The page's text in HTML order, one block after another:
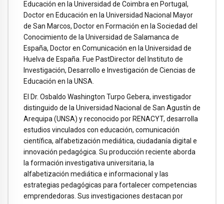
Educación en la Universidad de Coimbra en Portugal,
Doctor en Educación en la Universidad Nacional Mayor
de San Marcos, Doctor en Formación en la Sociedad del
Conocimiento de la Universidad de Salamanca de
España, Doctor en Comunicación en la Universidad de
Huelva de España. Fue PastDirector del Instituto de
Investigación, Desarrollo e Investigación de Ciencias de
Educación en la UNSA.
El Dr. Osbaldo Washington Turpo Gebera, investigador
distinguido de la Universidad Nacional de San Agustín de
Arequipa (UNSA) y reconocido por RENACYT, desarrolla
estudios vinculados con educación, comunicación
científica, alfabetización mediática, ciudadanía digital e
innovación pedagógica. Su producción reciente aborda
la formación investigativa universitaria, la
alfabetización mediática e informacional y las
estrategias pedagógicas para fortalecer competencias
emprendedoras. Sus investigaciones destacan por